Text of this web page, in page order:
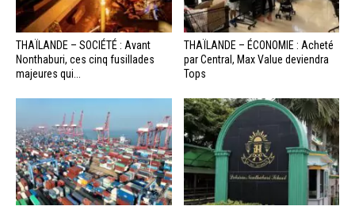
THAÏLANDE – SOCIÉTÉ : Avant
Nonthaburi, ces cinq fusillades
majeures qui...
THAÏLANDE – ÉCONOMIE : Acheté
par Central, Max Value deviendra
Tops